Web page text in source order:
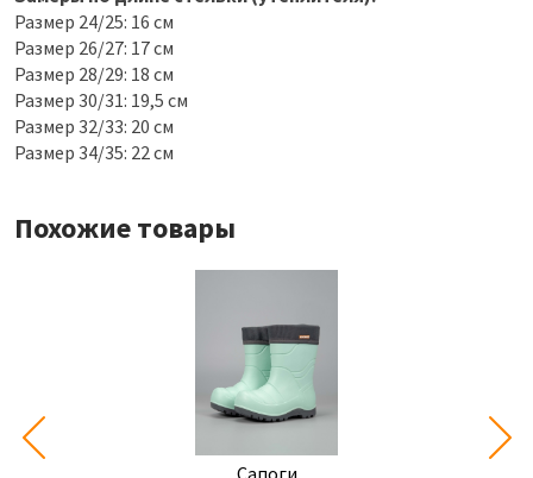
Размер 24/25: 16 см
Размер 26/27: 17 см
Размер 28/29: 18 см
Размер 30/31: 19,5 см
Размер 32/33: 20 см
Размер 34/35: 22 см
Похожие товары